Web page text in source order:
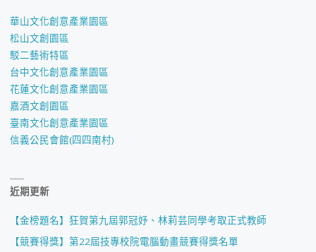
華山文化創意產業園區
松山文創園區
駁二藝術特區
台中文化創意產業園區
花蓮文化創意產業園區
嘉酒文創園區
臺南文化創意產業園區
信義公民會館(四四南村)
近期更新
【金榜題名】狂賀第九屆郭冠妤、林莉芸同學考取正式教師
【競賽得獎】第22屆技專校院電腦動畫競賽得獎名單